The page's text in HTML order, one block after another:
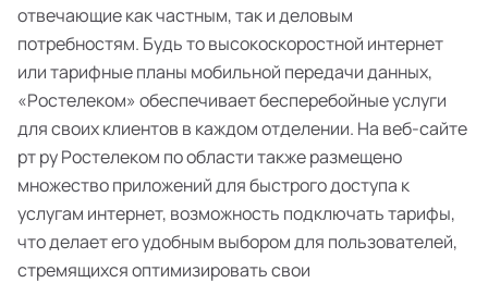
отвечающие как частным, так и деловым
потребностям. Будь то высокоскоростной интернет
или тарифные планы мобильной передачи данных,
«Ростелеком» обеспечивает бесперебойные услуги
для своих клиентов в каждом отделении. На веб-сайте
рт ру Ростелеком по области также размещено
множество приложений для быстрого доступа к
услугам интернет, возможность подключать тарифы,
что делает его удобным выбором для пользователей,
стремящихся оптимизировать свои